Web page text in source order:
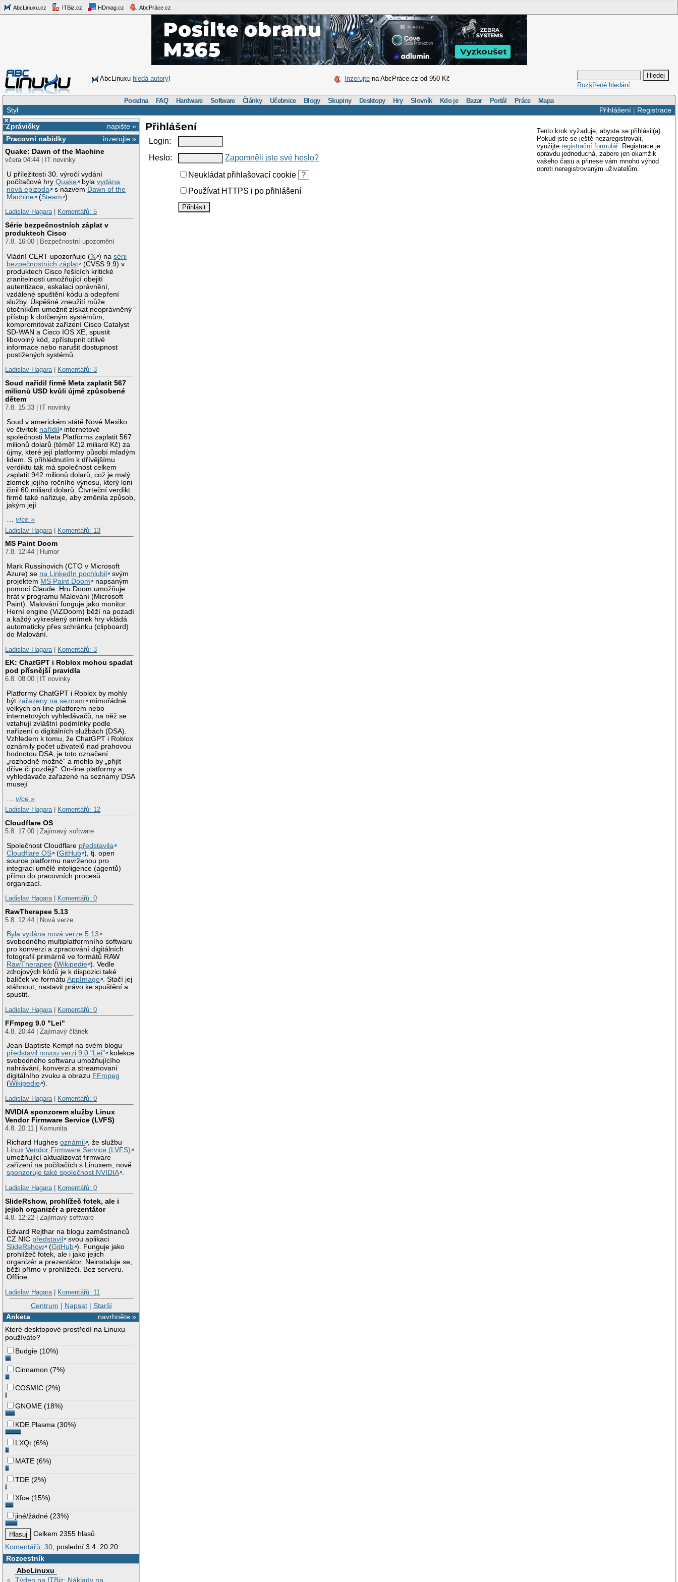
AbcLinuxu.cz ITBiz.cz HDmag.cz AbcPráce.cz
AbcLinuxu hledá autory! Inzerujte na AbcPráce.cz od 950 Kč
Rozšířené hledání
Poradna FAQ Hardware Software Články Učebnice Blogy Skupiny Desktopy Hry Slovník Kdo je Bazar Portál Práce Mapa
Přihlášení| Registrace
Styl
×
napište »
Zprávičky
inzerujte »
Pracovní nabídky
Quake: Dawn of the Machine
včera 04:44 | IT novinky
U příležitosti 30. výročí vydání
počítačové hryQuake bylavydána
nová epizoda
s názvem Dawn of the
Machine
(Steam ).
Ladislav Hagara| Komentářů: 5
Série bezpečnostních záplat v
produktech Cisco
7.8. 16:00 | Bezpečnostní upozornění
Vládní CERT upozorňuje (𝕏 ) nasérii
bezpečnostních záplat
(CVSS 9.9) v
produktech Cisco řešících kritické
zranitelnosti umožňující obejití
autentizace, eskalaci oprávnění,
vzdálené spuštění kódu a odepření
služby. Úspěšné zneužití může
útočníkům umožnit získat neoprávněný
přístup k dotčeným systémům,
kompromitovat zařízení Cisco Catalyst
SD-WAN a Cisco IOS XE, spustit
libovolný kód, zpřístupnit citlivé
informace nebo narušit dostupnost
postižených systémů.
Ladislav Hagara| Komentářů: 3
Soud nařídil firmě Meta zaplatit 567
milionů USD kvůli újmě způsobené
dětem
7.8. 15:33 | IT novinky
Soud v americkém státě Nové Mexiko
ve čtvrtek nařídil
internetové
společnosti Meta Platforms zaplatit 567
milionů dolarů (téměř 12 miliard Kč) za
újmy, které její platformy působí mladým
lidem. S přihlédnutím k dřívějšímu
verdiktu tak má společnost celkem
zaplatit 942 milionů dolarů, což je malý
zlomek jejího ročního výnosu, který loni
činil 60 miliard dolarů. Čtvrteční verdikt
firmě také nařizuje, aby změnila způsob,
jakým její
…více »
Ladislav Hagara
Komentářů: 13
MS Paint Doom
7.8. 12:44 | Humor
Mark Russinovich (CTO v Microsoft
Azure) se na LinkedIn pochlubil
svým
projektem MS Paint Doom
napsaným
pomocí Claude. Hru Doom umožňuje
hrát v programu Malování (Microsoft
Paint). Malování funguje jako monitor.
Herní engine (ViZDoom) běží na pozadí
a každý vykreslený snímek hry vkládá
automaticky přes schránku (clipboard)
do Malování.
Ladislav Hagara
Komentářů: 3
EK: ChatGPT i Roblox mohou spadat
pod přísnější pravidla
6.8. 08:00 | IT novinky
Platformy ChatGPT i Roblox by mohly
býtzařazeny na seznam
mimořádně
velkých on-line platforem nebo
internetových vyhledávačů, na něž se
vztahují zvláštní podmínky podle
nařízení o digitálních službách (DSA).
Vzhledem k tomu, že ChatGPT i Roblox
oznámily počet uživatelů nad prahovou
hodnotou DSA, je toto označení
„rozhodně možné“ a mohlo by „přijít
dříve či později“. On-line platformy a
vyhledávače zařazené na seznamy DSA
musejí
…více »
Ladislav Hagara| Komentářů: 12
Cloudflare OS
5.8. 17:00 | Zajímavý software
Společnost Cloudflare představila
Cloudflare OS
(GitHub ), tj. open
source platformu navrženou pro
integraci umělé inteligence (agentů)
přímo do pracovních procesů
organizací.
Ladislav Hagara| Komentářů: 0
RawTherapee 5.13
5.8. 12:44 | Nová verze
Byla vydána nová verze 5.13
svobodného multiplatformního softwaru
pro konverzi a zpracování digitálních
fotografií primárně ve formátů RAW
RawTherapee (Wikipedie ). Vedle
zdrojových kódů je k dispozici také
balíček ve formátuAppImage . Stačí jej
stáhnout, nastavit právo ke spuštění a
spustit.
Ladislav Hagara| Komentářů: 0
FFmpeg 9.0 "Lei"
4.8. 20:44 | Zajímavý článek
Jean-Baptiste Kempf na svém blogu
představil novou verzi 9.0 "Lei"
kolekce
svobodného softwaru umožňujícího
nahrávání, konverzi a streamovaní
digitálního zvuku a obrazu FFmpeg
(Wikipedie ).
Ladislav Hagara| Komentářů: 0
NVIDIA sponzorem služby Linux
Vendor Firmware Service (LVFS)
4.8. 20:11 | Komunita
Richard Hughesoznámil
, že službu
Linux Vendor Firmware Service (LVFS)
umožňující aktualizovat firmware
zařízení na počítačích s Linuxem, nově
sponzoruje také společnost NVIDIA .
Ladislav Hagara| Komentářů: 0
SlideRshow, prohlížeč fotek, ale i
jejich organizér a prezentátor
4.8. 12:22 | Zajímavý software
Edvard Rejthar na blogu zaměstnanců
CZ.NIC představil
svou aplikaci
SlideRshow
(GitHub ). Funguje jako
prohlížeč fotek, ale i jako jejich
organizér a prezentátor. Neinstaluje se,
běží přímo v prohlížeči. Bez serveru.
Offline.
Ladislav Hagara| Komentářů: 11
Centrum | Napsat| Starší
navrhněte »
Anketa
Které desktopové prostředí na Linuxu
používáte?
Budgie (10%)
Cinnamon (7%)
COSMIC (2%)
GNOME (18%)
KDE Plasma (30%)
LXQt (6%)
MATE (6%)
TDE (2%)
Xfce (15%)
jiné/žádné (23%)
Celkem 2355 hlasů
Komentářů: 30 , poslední 3.4. 20:20
Rozcestník
AbcLinuxu
Týden na ITBiz: Náklady na
Tento krok vyžaduje, abyste se přihlásil(a).
Pokud jste se ještě nezaregistrovali,
využijte registrační formulář. Registrace je
opravdu jednoduchá, zabere jen okamžik
vašeho času a přinese vám mnoho výhod
oproti neregistrovaným uživatelům.
Přihlášení
Login:
Heslo:
Zapomněli jste své heslo?
Neukládat přihlašovací cookie
?
Používat HTTPS i po přihlášení